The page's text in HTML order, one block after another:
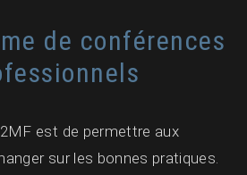
de conférences
est de permettre aux
sur les bonnes pratiques.